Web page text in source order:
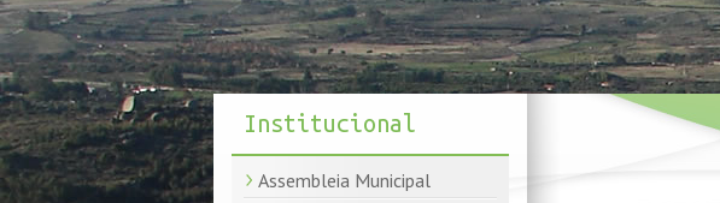
Institucional
Assembleia Municipal